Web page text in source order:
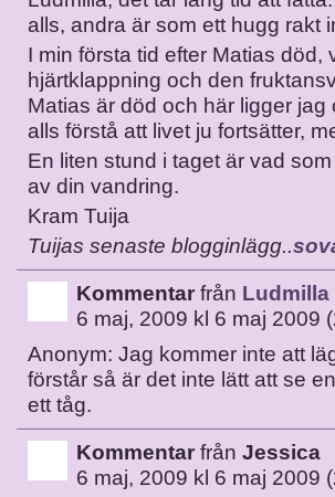
alls, andra är som ett hugg rakt
I min första tid efter Matias
hjärtklappning och den
Matias är död och här ligger
alls förstå att livet ju fortsätter,
En liten stund i taget är vad
av din vandring.
Kram Tuija
Tuijas senaste blogginlägg..
Kommentar från Ludmilla
6 maj, 2009 kl 6 maj 2009
Anonym: Jag kommer inte att
förstår så är det inte lätt att se
ett tåg.
Kommentar från Jessica
6 maj, 2009 kl 6 maj 2009